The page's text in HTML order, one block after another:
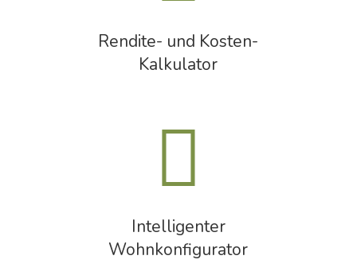
Rendite- und Kosten-
Kalkulator
Intelligenter
Wohnkonfigurator